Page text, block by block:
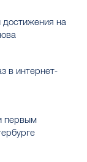
достижения на
в интернет-
первым